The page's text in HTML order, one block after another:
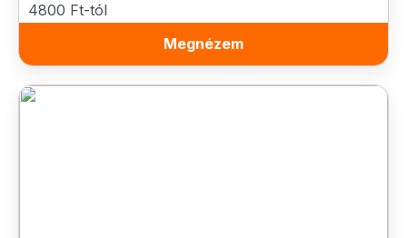
4800 Ft-tól
Megnézem